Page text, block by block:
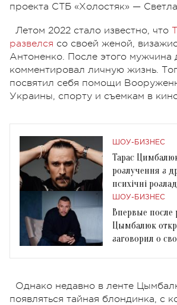
проекта СТБ «Холостяк» —
Летом 2022 стало известно, что
развелся со своей женой,
Антоненко. После этого мужчина
комментировал личную жизнь.
посвятил себя помощи
Украины, спорту и съемкам в
ШОУ-БИЗНЕС
Тарас
розлучення з
психічні
ШОУ-БИЗНЕС
Впервые после
Цымбалюк
заговорил о
Однако недавно в ленте
появляться тайная блондинка, с